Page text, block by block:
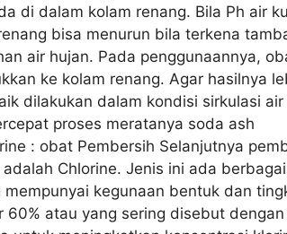
di dalam kolam renang. Bila Ph air
bisa menurun bila terkena
air hujan. Pada penggunaannya,
ke kolam renang. Agar hasilnya
dilakukan dalam kondisi sirkulasi
proses meratanya soda ash
: obat Pembersih Selanjutnya
adalah Chlorine. Jenis ini ada
mempunyai kegunaan bentuk dan
60% atau yang sering disebut